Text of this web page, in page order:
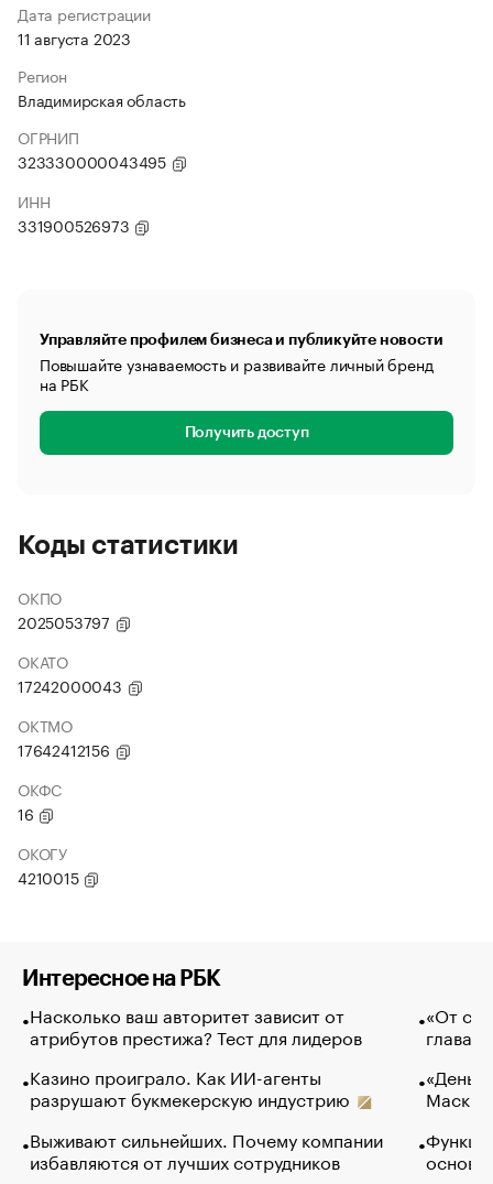
Дата регистрации
11 августа 2023
Регион
Владимирская область
ОГРНИП
323330000043495
ИНН
331900526973
Управляйте профилем бизнеса и публикуйте новости
Повышайте узнаваемость и развивайте личный бренд
на РБК
Получить доступ
Коды статистики
ОКПО
2025053797
ОКАТО
17242000043
ОКТМО
17642412156
ОКФС
16
ОКОГУ
4210015
Интересное на РБК
Насколько ваш авторитет зависит от
атрибутов престижа? Тест для лидеров
Казино проиграло. Как ИИ-агенты
разрушают букмекерскую индустрию
Выживают сильнейших. Почему компании
избавляются от лучших сотрудников
«От
глава
Маск в
основ